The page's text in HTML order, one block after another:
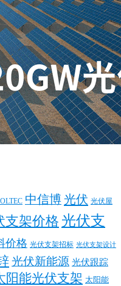
中信博光伏 光伏屋
支架价格 光伏支
价格 光伏支架招标 光伏支架设计
光伏新能源 光伏跟踪
阳能光伏支架 太阳能